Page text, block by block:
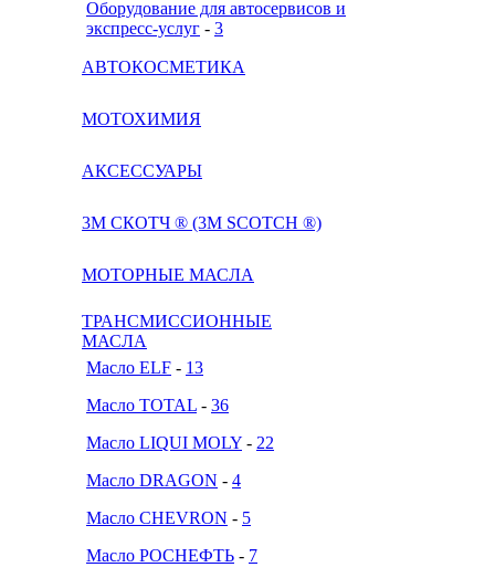
Оборудование для автосервисов и
экспресс-услуг - 3
АВТОКОСМЕТИКА
МОТОХИМИЯ
АКСЕССУАРЫ
3М СКОТЧ ® (3M SCOTCH ®)
МОТОРНЫЕ МАСЛА
ТРАНСМИССИОННЫЕ
МАСЛА
Масло ELF - 13
Масло TOTAL - 36
Масло LIQUI MOLY - 22
Масло DRAGON - 4
Масло CHEVRON - 5
Масло РОСНЕФТЬ - 7